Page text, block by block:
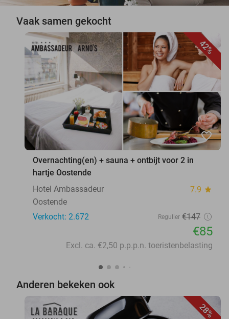
Vaak samen gekocht
42%
favorite_border
Overnachting(en) + sauna + ontbijt voor 2 in
hartje Oostende
Hotel Ambassadeur
7.9 star
Oostende
Verkocht: 2.672
Regulier €147
€85
Excl. ca. €2,50 p.p.p.n. toeristenbelasting
Anderen bekeken ook
28%